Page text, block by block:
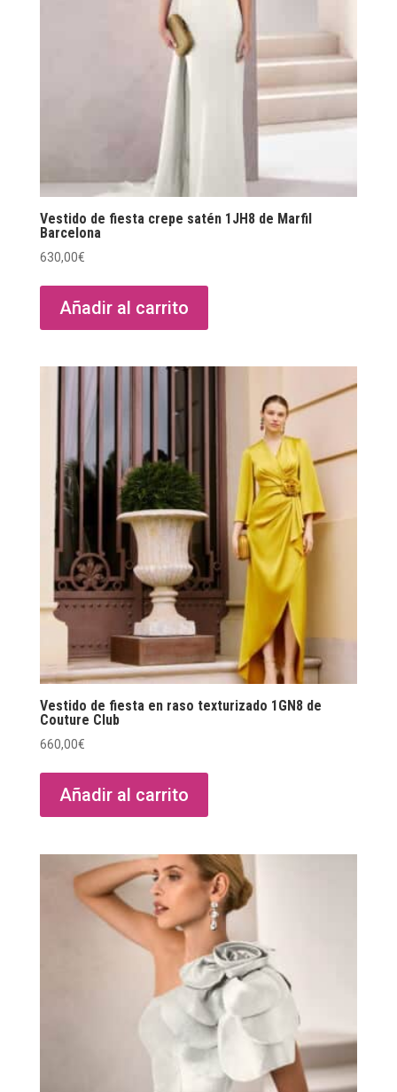
Vestido de fiesta crepe satén 1JH8 de Marfil
Barcelona
630,00€
Añadir al carrito
Vestido de fiesta en raso texturizado 1GN8 de
Couture Club
660,00€
Añadir al carrito